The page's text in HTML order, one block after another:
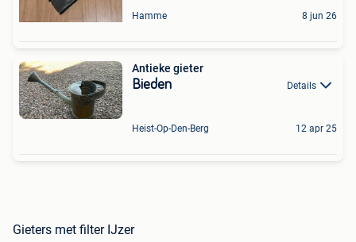
Hamme 8 jun 26
Antieke gieter
Bieden Details
Heist-Op-Den-Berg 12 apr 25
Gieters met filter IJzer